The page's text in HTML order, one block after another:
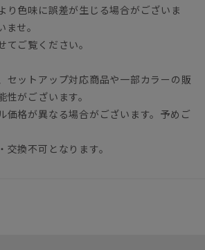
り色味に誤差が生じる場合がございま
せ。
てご覧ください。
セットアップ対応商品や一部カラーの販
がございます。
価格が異なる場合がございます。予めご
換不可となります。